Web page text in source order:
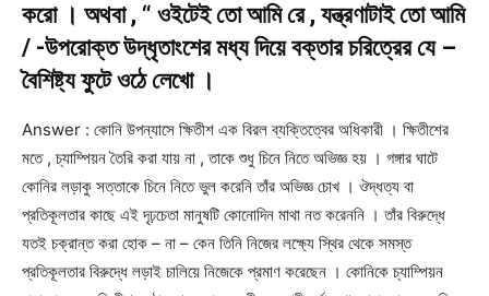
করো । অথবা , “ ওইটেই তো আমি রে , যন্ত্রণাটাই তো আমি
/ -উপরোক্ত উদ্ধৃতাংশের মধ্য দিয়ে বক্তার চরিত্রের যে –
বৈশিষ্ট্য ফুটে ওঠে লেখো ।
Answer : কোনি উপন্যাসে ক্ষিতীশ এক বিরল ব্যক্তিত্বের অধিকারী । ক্ষিতীশের
মতে , চ্যাম্পিয়ন তৈরি করা যায় না , তাকে শুধু চিনে নিতে অভিজ্ঞ হয় । গঙ্গার ঘাটে
কোনির লড়াকু সত্তাকে চিনে নিতে ভুল করেনি তাঁর অভিজ্ঞ চোখ । ঔদ্ধত্য বা
প্রতিকূলতার কাছে এই দৃঢ়চেতা মানুষটি কোনোদিন মাথা নত করেননি । তাঁর বিরুদ্ধে
যতই চক্রান্ত করা হোক – না – কেন তিনি নিজের লক্ষ্যে স্থির থেকে সমস্ত
প্রতিকূলতার বিরুদ্ধে লড়াই চালিয়ে নিজেকে প্রমাণ করেছেন । কোনিকে চ্যাম্পিয়ন